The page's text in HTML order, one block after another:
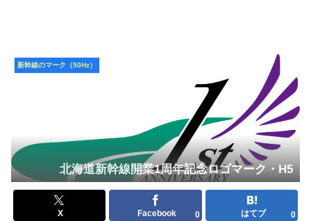
新幹線のマーク（50Hz）
北海道新幹線開業1周年記念ロゴマーク・H5
X Facebook 0 はてブ 0